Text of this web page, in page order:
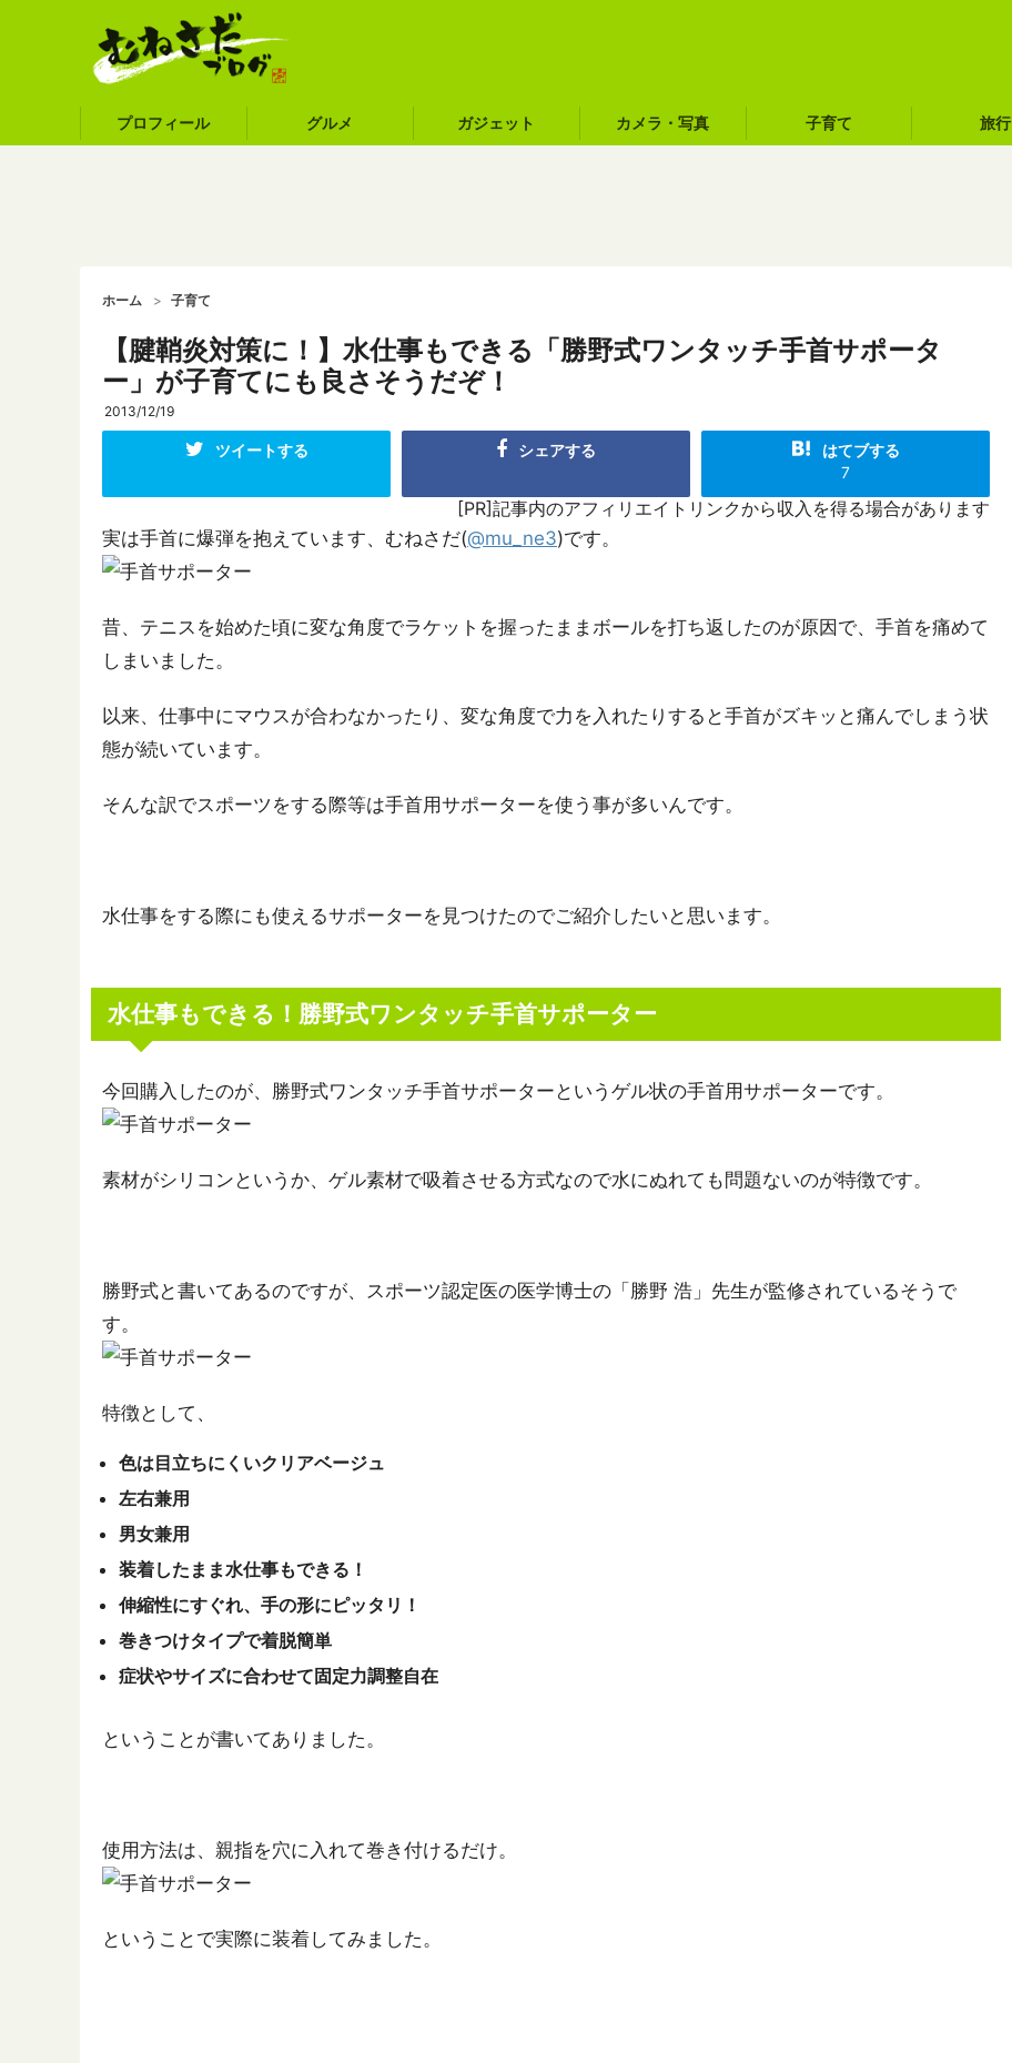
プロフィール グルメ ガジェット カメラ・写真 子育て 旅行
ホーム 子育て
【腱鞘炎対策に！】水仕事もできる「勝野式ワンタッチ手首サポータ
ー」が子育てにも良さそうだぞ！
2013/12/19
ツイートする シェアする
はてブする
7
[PR]記事内のアフィリエイトリンクから収入を得る場合があります
実は手首に爆弾を抱えています、むねさだ(@mu_ne3)です。
昔、テニスを始めた頃に変な角度でラケットを握ったままボールを打ち返したのが原因で、手首を痛めて
しまいました。
以来、仕事中にマウスが合わなかったり、変な角度で力を入れたりすると手首がズキッと痛んでしまう状
態が続いています。
そんな訳でスポーツをする際等は手首用サポーターを使う事が多いんです。
水仕事をする際にも使えるサポーターを見つけたのでご紹介したいと思います。
水仕事もできる！勝野式ワンタッチ手首サポーター
今回購入したのが、勝野式ワンタッチ手首サポーターというゲル状の手首用サポーターです。
素材がシリコンというか、ゲル素材で吸着させる方式なので水にぬれても問題ないのが特徴です。
勝野式と書いてあるのですが、スポーツ認定医の医学博士の「勝野 浩」先生が監修されているそうで
す。
特徴として、
色は目立ちにくいクリアベージュ
左右兼用
男女兼用
装着したまま水仕事もできる！
伸縮性にすぐれ、手の形にピッタリ！
巻きつけタイプで着脱簡単
症状やサイズに合わせて固定力調整自在
ということが書いてありました。
使用方法は、親指を穴に入れて巻き付けるだけ。
ということで実際に装着してみました。